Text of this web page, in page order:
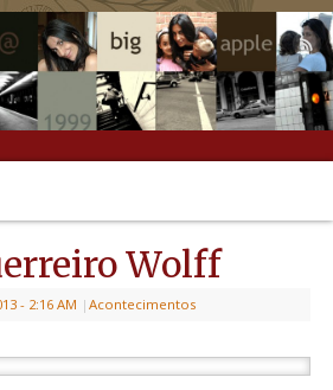
Wolff
- 2:16 AM | Acontecimentos